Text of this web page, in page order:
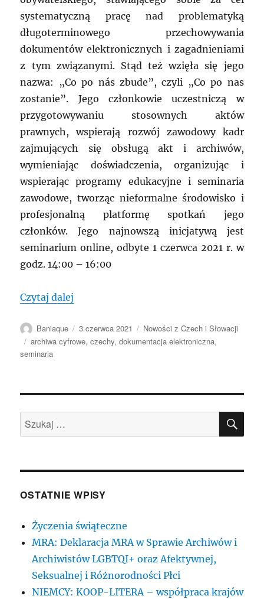
systematyczną pracę nad problematyką
długoterminowego przechowywania
dokumentów elektronicznych i zagadnieniami
z tym związanymi. Stąd też wzięła się jego
nazwa: „Co po nás zbude”, czyli „Co po nas
zostanie”. Jego członkowie uczestniczą w
przygotowywaniu stosownych aktów
prawnych, wspierają rozwój zawodowy kadr
zajmujących się obsługą akt i archiwów,
wymieniając doświadczenia, organizując i
wspierając programy edukacyjne i seminaria
zawodowe, tworząc nieformalne środowisko i
profesjonalną platformę spotkań jego
członków. Jego najnowszą inicjatywą jest
seminarium online, odbyte 1 czerwca 2021 r. w
godz. 14:00 – 16:00
Czytaj dalej
Autor
Baniaque
Data
publikacji
3 czerwca 2021 Kategorie
Nowości z Czech i Słowacji
Tagi
archiwa cyfrowe,czechy,dokumentacja elektroniczna,
seminaria
Szukaj:
OSTATNIE WPISY
Życzenia świąteczne
MRA: Deklaracja MRA w Sprawie Archiwów i
Archiwistów LGBTQI+ oraz Afektywnej,
Seksualnej i Różnorodności Płci
NIEMCY: KOOP-LITERA – współpraca krajów